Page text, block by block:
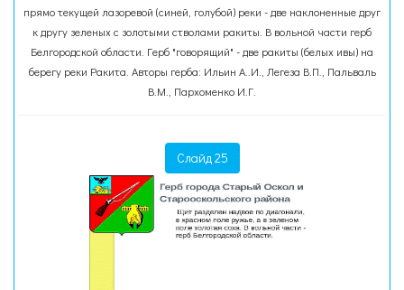
прямо текущей лазоревой (синей, голубой) реки - две наклоненные друг
к другу зеленых с золотыми стволами ракиты. В вольной части герб
Белгородской области. Герб "говорящий" - две ракиты (белых ивы) на
берегу реки Ракита. Авторы герба: Ильин А..И., Легеза В.П., Пальваль
В.М., Пархоменко И.Г.
Слайд 25